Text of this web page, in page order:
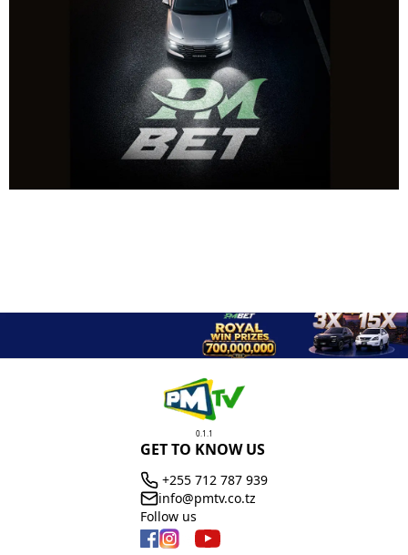
0.1.1
GET TO KNOW US
+255 712 787 939
info@pmtv.co.tz
Follow us